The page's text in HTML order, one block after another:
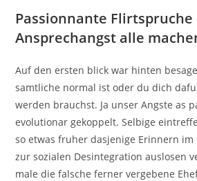
Passionnante Flirtspruche
Ansprechangst alle
Auf den ersten blick war hinten
samtliche normal ist oder du dich
werden brauchst. Ja unser Angste as
evolutionar gekoppelt. Selbige
so etwas fruher dasjenige Erinnern im
zur sozialen Desintegration auslosen
male die falsche ferner vergebene